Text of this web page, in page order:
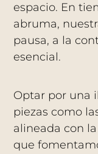
espacio. En
abruma,
pausa, a la
esencial.
Optar por una
piezas como
alineada con la
que